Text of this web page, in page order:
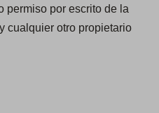
permiso por escrito de la
cualquier otro propietario